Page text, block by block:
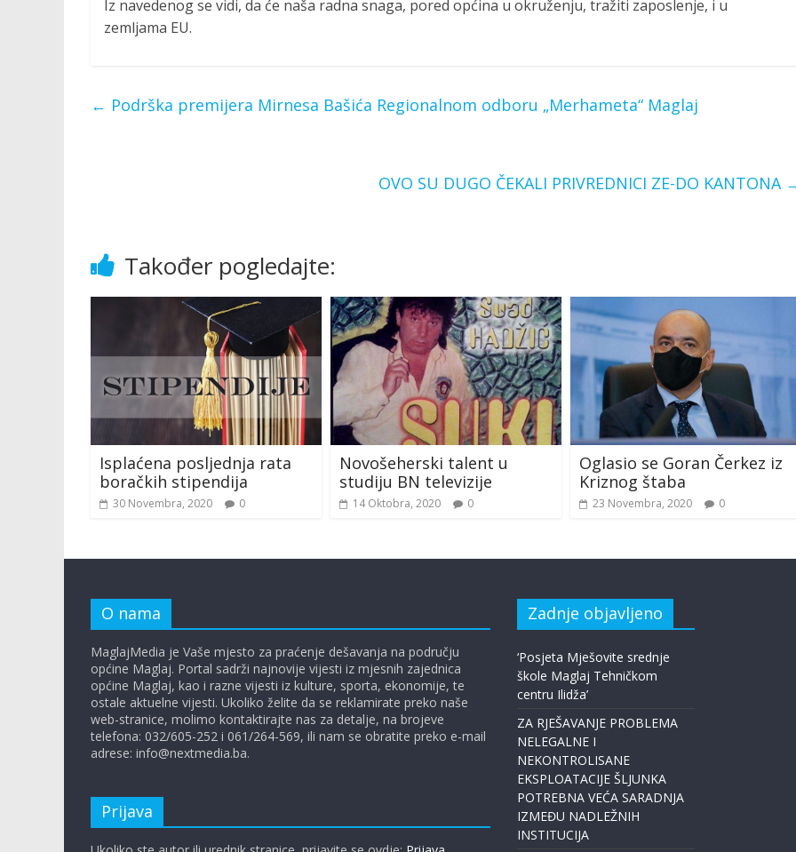
Iz navedenog se vidi, da će naša radna snaga, pored općina u okruženju, tražiti zaposlenje, i u
zemljama EU.
← Podrška premijera Mirnesa Bašića Regionalnom odboru „Merhameta“ Maglaj
OVO SU DUGO ČEKALI PRIVREDNICI ZE-DO KANTONA
Također pogledajte:
Isplaćena posljednja rata
boračkih stipendija
30 Novembra, 2020 0
Novošeherski talent u
studiju BN televizije
14 Oktobra, 2020 0
Oglasio se Goran Čerkez iz
Kriznog štaba
23 Novembra, 2020 0
O nama
MaglajMedia je Vaše mjesto za praćenje dešavanja na području
općine Maglaj. Portal sadrži najnovije vijesti iz mjesnih zajednica
općine Maglaj, kao i razne vijesti iz kulture, sporta, ekonomije, te
ostale aktuelne vijesti. Ukoliko želite da se reklamirate preko naše
web-stranice, molimo kontaktirajte nas za detalje, na brojeve
telefona: 032/605-252 i 061/264-569, ili nam se obratite preko e-mail
adrese: info@nextmedia.ba.
Prijava
Zadnje objavljeno
‘Posjeta Mješovite srednje
škole Maglaj Tehničkom
centru Ilidža’
ZA RJEŠAVANJE PROBLEMA
NELEGALNE I
NEKONTROLISANE
EKSPLOATACIJE ŠLJUNKA
POTREBNA VEĆA SARADNJA
IZMEĐU NADLEŽNIH
INSTITUCIJA